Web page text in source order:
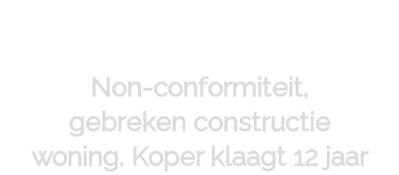
Non-conformiteit,
gebreken constructie
woning. Koper klaagt 12 jaar